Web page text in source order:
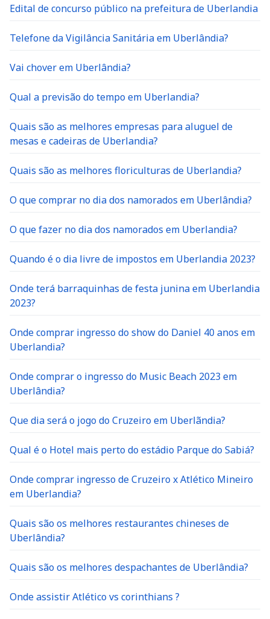
Edital de concurso público na prefeitura de Uberlandia
Telefone da Vigilância Sanitária em Uberlândia?
Vai chover em Uberlândia?
Qual a previsão do tempo em Uberlandia?
Quais são as melhores empresas para aluguel de
mesas e cadeiras de Uberlandia?
Quais são as melhores floriculturas de Uberlandia?
O que comprar no dia dos namorados em Uberlândia?
O que fazer no dia dos namorados em Uberlandia?
Quando é o dia livre de impostos em Uberlandia 2023?
Onde terá barraquinhas de festa junina em Uberlandia
2023?
Onde comprar ingresso do show do Daniel 40 anos em
Uberlandia?
Onde comprar o ingresso do Music Beach 2023 em
Uberlândia?
Que dia será o jogo do Cruzeiro em Uberlãndia?
Qual é o Hotel mais perto do estádio Parque do Sabiá?
Onde comprar ingresso de Cruzeiro x Atlético Mineiro
em Uberlandia?
Quais são os melhores restaurantes chineses de
Uberlândia?
Quais são os melhores despachantes de Uberlândia?
Onde assistir Atlético vs corinthians ?